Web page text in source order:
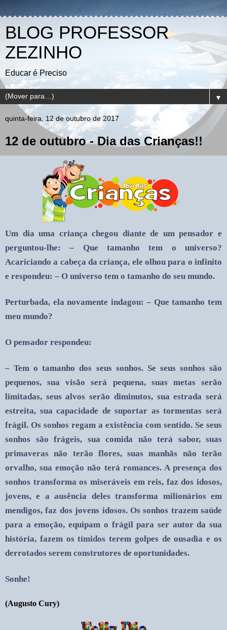
BLOG PROFESSOR
ZEZINHO
Educar é Preciso
▼
quinta-feira, 12 de outubro de 2017
12 de outubro - Dia das Crianças!!
Um dia uma criança chegou diante de um pensador e
perguntou-lhe: – Que tamanho tem o universo?
Acariciando a cabeça da criança, ele olhou para o infinito
e respondeu: – O universo tem o tamanho do seu mundo.
Perturbada, ela novamente indagou: – Que tamanho tem
meu mundo?
O pensador respondeu:
– Tem o tamanho dos seus sonhos. Se seus sonhos são
pequenos, sua visão será pequena, suas metas serão
limitadas, seus alvos serão diminutos, sua estrada será
estreita, sua capacidade de suportar as tormentas será
frágil. Os sonhos regam a existência com sentido. Se seus
sonhos são frágeis, sua comida não terá sabor, suas
primaveras não terão flores, suas manhãs não terão
orvalho, sua emoção não terá romances. A presença dos
sonhos transforma os miseráveis em reis, faz dos idosos,
jovens, e a ausência deles transforma milionários em
mendigos, faz dos jovens idosos. Os sonhos trazem saúde
para a emoção, equipam o frágil para ser autor da sua
história, fazem os tímidos terem golpes de ousadia e os
derrotados serem construtores de oportunidades.
Sonhe!
(Augusto Cury)